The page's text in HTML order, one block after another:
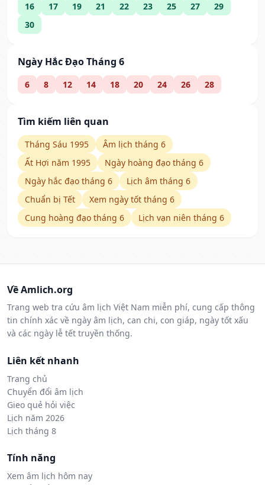
16
17 19 21 22 23 25 27
29
30
Ngày Hắc Đạo Tháng 6
6 8 12 14 18 20 24 26 28
Tìm kiếm liên quan
Tháng Sáu 1995
Âm lịch tháng 6
Ất Hợi năm 1995
Ngày hoàng đạo tháng 6
Ngày hắc đạo tháng 6
Lịch âm tháng 6
Chuẩn bị Tết
Xem ngày tốt tháng 6
Cung hoàng đạo tháng 6
Lịch vạn niên tháng 6
Về Amlich.org
Trang web tra cứu âm lịch Việt Nam miễn phí, cung cấp thông
tin chính xác về ngày âm lịch, can chi, con giáp, ngày tốt xấu
và các ngày lễ tết truyền thống.
Liên kết nhanh
Trang chủ
Chuyển đổi âm lịch
Gieo quẻ hỏi việc
Lịch năm 2026
Lịch tháng 8
Tính năng
Xem âm lịch hôm nay